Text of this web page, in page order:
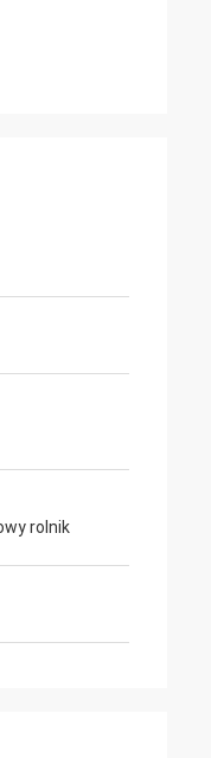
rolnik